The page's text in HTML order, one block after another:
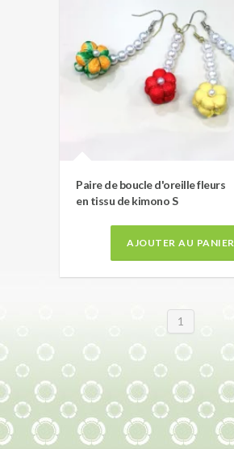
Paire de boucle d'oreille fleurs
en tissu de kimono S
AJOUTER AU PANIER
1